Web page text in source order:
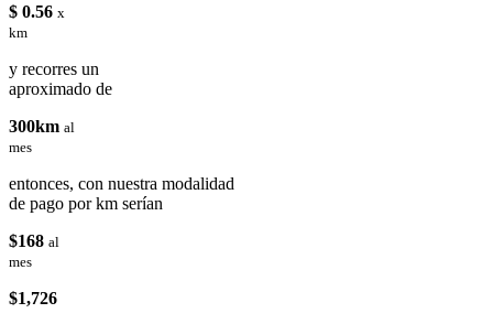
$ 0.56 x
km
y recorres un
aproximado de
300km al
mes
entonces, con nuestra modalidad
de pago por km serían
$168 al
mes
$1,726